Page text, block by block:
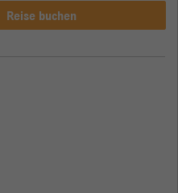
Reise buchen